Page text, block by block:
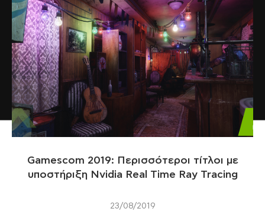
Gamescom 2019: Περισσότεροι τίτλοι με
υποστήριξη Nvidia Real Time Ray Tracing
23/08/2019